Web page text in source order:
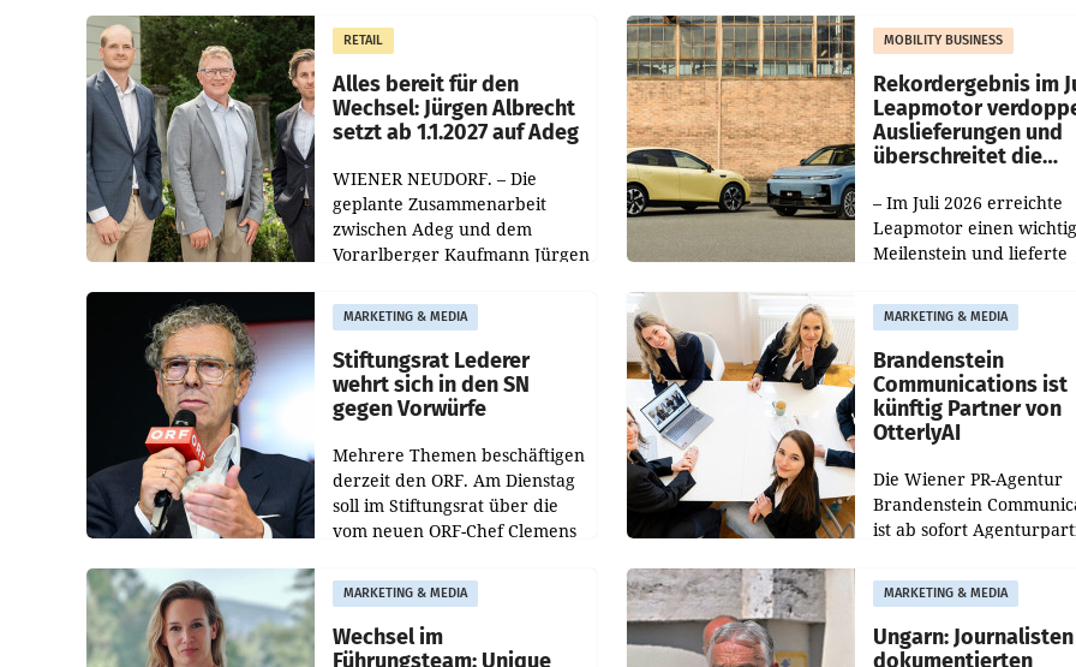
Müller die Initiative „Kreislauf-
Helden“ in allen
österreichischen Müller-Filialen
Die beiden Standorte
Haag sowie im rund
RETAIL
Alles bereit für den
Wechsel: Jürgen Albrecht
setzt ab 1.1.2027 auf Adeg
WIENER NEUDORF. – Die
geplante Zusammenarbeit
zwischen Adeg und dem
Vorarlberger Kaufmann Jürgen
freigegeben: Die
Bundeswettbewerbsbehörde
und der Bundeskartellanwalt
MOBILITY BUSINESS
Rekordergebnis im
Leapmotor
Auslieferungen und
überschreitet die
– Im Juli 2026 erreichte
Leapmotor einen
Meilenstein und lieferte
aus, womit sich das
gegenüber Juli 2025
verdoppelte (+102
MARKETING & MEDIA
Stiftungsrat Lederer
wehrt sich in den SN
gegen Vorwürfe
Mehrere Themen beschäftigen
derzeit den ORF. Am Dienstag
soll im Stiftungsrat über die
vom neuen ORF-Chef Clemens
Besetzungen für die
Direktionen abgestimmt
werden.
MARKETING & MEDIA
Brandenstein
Communications ist
künftig Partner von
OtterlyAI
Die Wiener PR-Agentur
Brandenstein
ist ab sofort
Optimierungsplattform
OtterlyAI. Damit baut die
Agentur ihr
MARKETING & MEDIA
Wechsel im
Führungsteam: Unique
MARKETING & MEDIA
Ungarn: Journalisten
dokumentierten